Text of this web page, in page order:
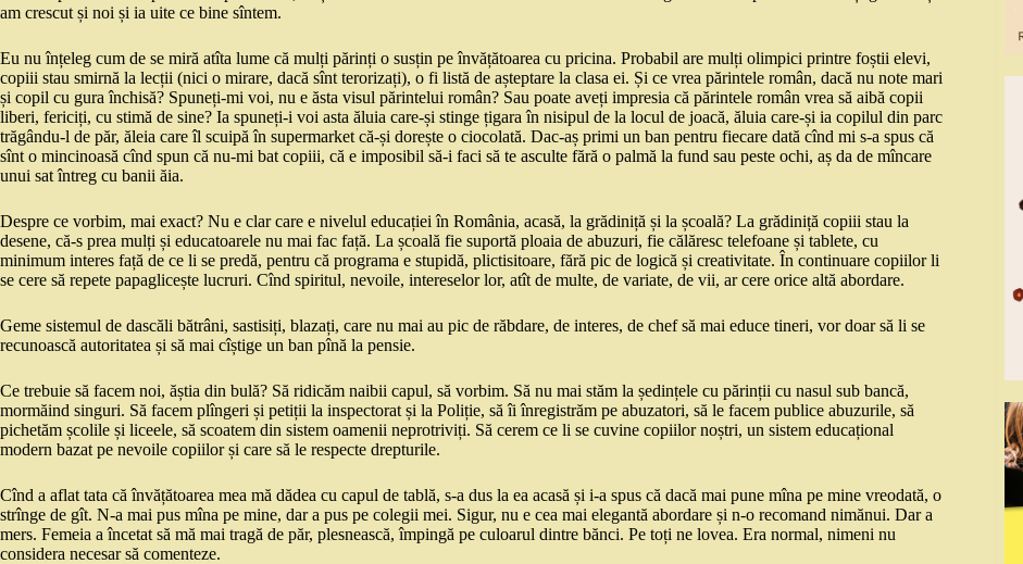
am crescut și noi și ia uite ce bine sîntem.
Eu nu înțeleg cum de se miră atîta lume că mulți părinți o susțin pe învățătoarea cu pricina. Probabil are mulți olimpici printre foștii elevi,
copiii stau smirnă la lecții (nici o mirare, dacă sînt terorizați), o fi listă de așteptare la clasa ei. Și ce vrea părintele român, dacă nu note mari
și copil cu gura închisă? Spuneți-mi voi, nu e ăsta visul părintelui român? Sau poate aveți impresia că părintele român vrea să aibă copii
liberi, fericiți, cu stimă de sine? Ia spuneți-i voi asta ăluia care-și stinge țigara în nisipul de la locul de joacă, ăluia care-și ia copilul din parc
trăgându-l de păr, ăleia care îl scuipă în supermarket că-și dorește o ciocolată. Dac-aș primi un ban pentru fiecare dată cînd mi s-a spus că
sînt o mincinoasă cînd spun că nu-mi bat copiii, că e imposibil să-i faci să te asculte fără o palmă la fund sau peste ochi, aș da de mîncare
unui sat întreg cu banii ăia.
Despre ce vorbim, mai exact? Nu e clar care e nivelul educației în România, acasă, la grădiniță și la școală? La grădiniță copiii stau la
desene, că-s prea mulți și educatoarele nu mai fac față. La școală fie suportă ploaia de abuzuri, fie călăresc telefoane și tablete, cu
minimum interes față de ce li se predă, pentru că programa e stupidă, plictisitoare, fără pic de logică și creativitate. În continuare copiilor li
se cere să repete papaglicește lucruri. Cînd spiritul, nevoile, intereselor lor, atît de multe, de variate, de vii, ar cere orice altă abordare.
Geme sistemul de dascăli bătrâni, sastisiți, blazați, care nu mai au pic de răbdare, de interes, de chef să mai educe tineri, vor doar să li se
recunoască autoritatea și să mai cîștige un ban pînă la pensie.
Ce trebuie să facem noi, ăștia din bulă? Să ridicăm naibii capul, să vorbim. Să nu mai stăm la ședințele cu părinții cu nasul sub bancă,
mormăind singuri. Să facem plîngeri și petiții la inspectorat și la Poliție, să îi înregistrăm pe abuzatori, să le facem publice abuzurile, să
pichetăm școlile și liceele, să scoatem din sistem oamenii neprotriviți. Să cerem ce li se cuvine copiilor noștri, un sistem educațional
modern bazat pe nevoile copiilor și care să le respecte drepturile.
Cînd a aflat tata că învățătoarea mea mă dădea cu capul de tablă, s-a dus la ea acasă și i-a spus că dacă mai pune mîna pe mine vreodată, o
strînge de gît. N-a mai pus mîna pe mine, dar a pus pe colegii mei. Sigur, nu e cea mai elegantă abordare și n-o recomand nimănui. Dar a
mers. Femeia a încetat să mă mai tragă de păr, plesnească, împingă pe culoarul dintre bănci. Pe toți ne lovea. Era normal, nimeni nu
considera necesar să comenteze.